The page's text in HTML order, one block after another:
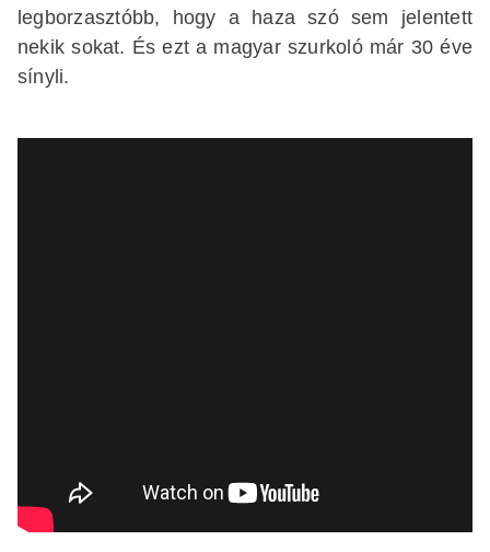
legborzasztóbb, hogy a haza szó sem jelentett
nekik sokat. És ezt a magyar szurkoló már 30 éve
sínyli.